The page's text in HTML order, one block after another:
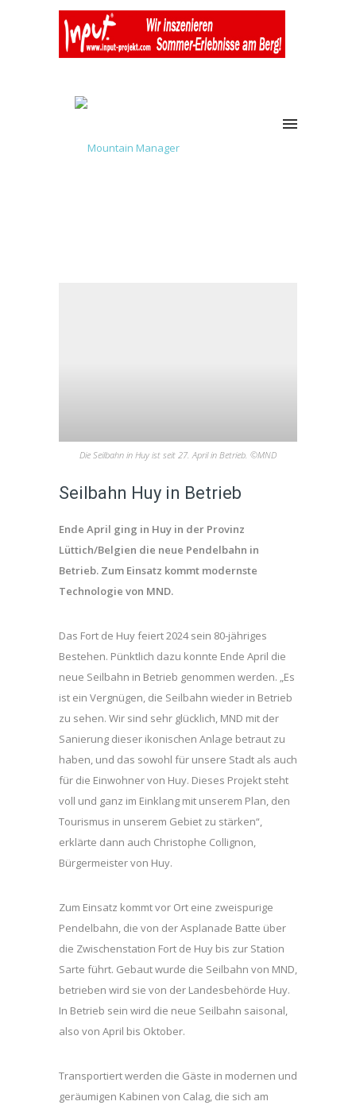
Die Seilbahn in Huy ist seit 27. April in Betrieb. ©MND
Seilbahn Huy in Betrieb
Ende April ging in Huy in der Provinz
Lüttich/Belgien die neue Pendelbahn in
Betrieb. Zum Einsatz kommt modernste
Technologie von MND.
Das Fort de Huy feiert 2024 sein 80-jähriges
Bestehen. Pünktlich dazu konnte Ende April die
neue Seilbahn in Betrieb genommen werden. „Es
ist ein Vergnügen, die Seilbahn wieder in Betrieb
zu sehen. Wir sind sehr glücklich, MND mit der
Sanierung dieser ikonischen Anlage betraut zu
haben, und das sowohl für unsere Stadt als auch
für die Einwohner von Huy. Dieses Projekt steht
voll und ganz im Einklang mit unserem Plan, den
Tourismus in unserem Gebiet zu stärken“,
erklärte dann auch Christophe Collignon,
Bürgermeister von Huy.
Zum Einsatz kommt vor Ort eine zweispurige
Pendelbahn, die von der Asplanade Batte über
die Zwischenstation Fort de Huy bis zur Station
Sarte führt. Gebaut wurde die Seilbahn von MND,
betrieben wird sie von der Landesbehörde Huy.
In Betrieb sein wird die neue Seilbahn saisonal,
also von April bis Oktober.
Transportiert werden die Gäste in modernen und
geräumigen Kabinen von Calag, die sich am